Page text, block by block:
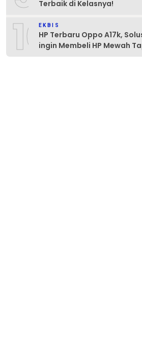
Terbaik di Kelasnya!
10EKBIS
HP Terbaru Oppo A17k,
ingin Membeli HP Mewah